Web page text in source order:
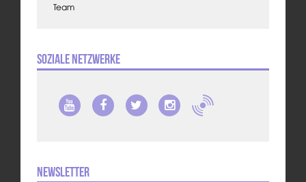
Team
Soziale Netzwerke
Newsletter